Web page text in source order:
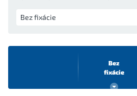
Bez
fixácie